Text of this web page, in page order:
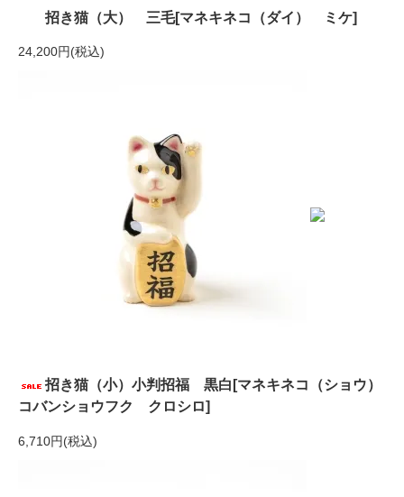
招き猫（大） 三毛[マネキネコ（ダイ） ミケ]
24,200円(税込)
招き猫（小）小判招福 黒白[マネキネコ（ショウ）
コバンショウフク クロシロ]
6,710円(税込)